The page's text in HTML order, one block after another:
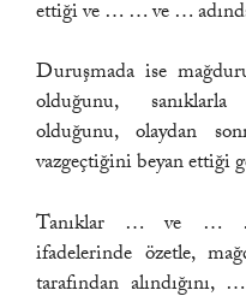
ettiği ve … … ve …
Duruşmada ise
olduğunu, sanıklarla
olduğunu, olaydan
vazgeçtiğini beyan ettiği
Tanıklar … ve … …
ifadelerinde özetle,
tarafından